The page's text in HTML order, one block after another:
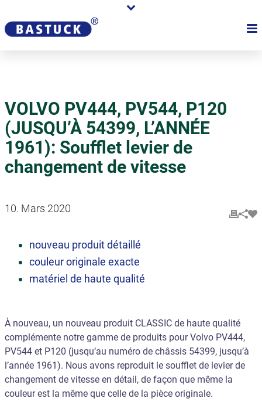
VOLVO PV444, PV544, P120
(JUSQU’À 54399, L’ANNÉE
1961): Soufflet levier de
changement de vitesse
10. Mars 2020
nouveau produit détaillé
couleur originale exacte
matériel de haute qualité
À nouveau, un nouveau produit CLASSIC de haute qualité
complémente notre gamme de produits pour Volvo PV444,
PV544 et P120 (jusqu’au numéro de châssis 54399, jusqu’à
l’année 1961). Nous avons reproduit le soufflet de levier de
changement de vitesse en détail, de façon que même la
couleur est la même que celle de la pièce originale.